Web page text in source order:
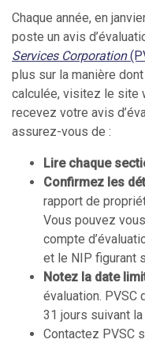
Chaque année, en
poste un avis
Services Corporation
plus sur la manière
calculée, visitez le site
recevez votre avis
assurez-vous de :
Lire chaque
Confirmez les
rapport de
Vous pouvez
compte
et le NIP figurant
Notez la date
évaluation. PVSC
31 jours suivant
Contactez PVSC